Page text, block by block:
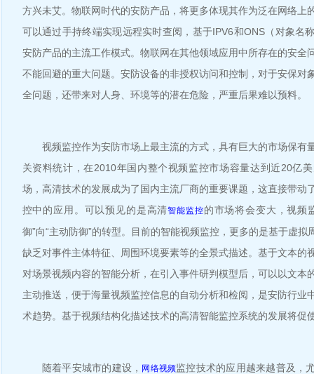
方兴未艾。物联网时代的安防产品，将更多体现其作为泛在网络上
可以通过手持终端实现远程实时查阅，基于IPV6和ONS（对象名
安防产品的主流工作模式。物联网在其他领域应用中所存在的安全
不能回避的重大问题。安防设备的非授权访问和控制，对于安保对
全问题，还带来对人身、环境等的潜在危险，严重后果难以预料。
视频监控作为安防市场上最主流的方式，具有巨大的市场保有
关资料统计，在2010年国内整个视频监控市场容量达到近20亿
场，高清技术的发展成为了国内主流厂商的重要课题，这直接带动
控中的应用。可以预见的是高清智能监控的市场将会变大，视频
御”向“主动防御”的转型。目前的智能视频监控，更多的是基于虚拟
缺乏对事件主体特征、周围环境要素等的全景式描述。基于文本的
对场景视频内容的智能分析，在引入事件研判模型后，可以以文本
主动推送，便于海量视频监控信息的自动分析和检阅，是安防行业
术趋势。基于视频结构化描述技术的高清智能监控系统的发展将促
随着平安城市的建设， 网络视频监控技术的应用越来越普及，